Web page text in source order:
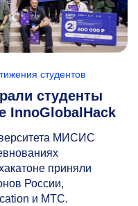
студентов
студенты
InnoGlobalHack
МИСИС
приняли
России,
и МТС.